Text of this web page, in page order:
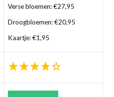
Verse bloemen: €27,95
Droogbloemen: €20,95
Kaartje: €1,95